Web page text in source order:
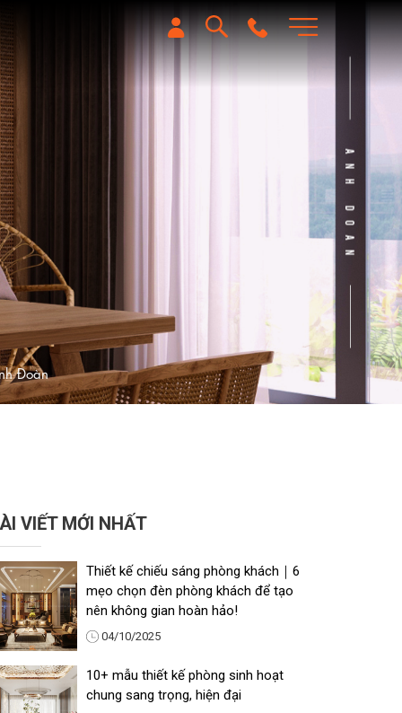
Đoàn
VIẾT MỚI NHẤT
Thiết kế chiếu sáng phòng khách｜6
mẹo chọn đèn phòng khách để tạo
nên không gian hoàn hảo!
04/10/2025
10+ mẫu thiết kế phòng sinh hoạt
chung sang trọng, hiện đại